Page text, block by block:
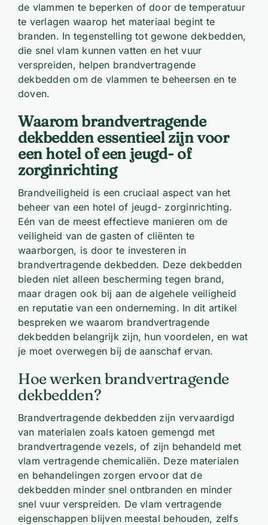
de vlammen te beperken of door de temperatuur
te verlagen waarop het materiaal begint te
branden. In tegenstelling tot gewone dekbedden,
die snel vlam kunnen vatten en het vuur
verspreiden, helpen brandvertragende
dekbedden om de vlammen te beheersen en te
doven.
Waarom brandvertragende
dekbedden essentieel zijn voor
een hotel of een jeugd- of
zorginrichting
Brandveiligheid is een cruciaal aspect van het
beheer van een hotel of jeugd- zorginrichting.
Eén van de meest effectieve manieren om de
veiligheid van de gasten of cliënten te
waarborgen, is door te investeren in
brandvertragende dekbedden. Deze dekbedden
bieden niet alleen bescherming tegen brand,
maar dragen ook bij aan de algehele veiligheid
en reputatie van een onderneming. In dit artikel
bespreken we waarom brandvertragende
dekbedden belangrijk zijn, hun voordelen, en wat
je moet overwegen bij de aanschaf ervan.
Hoe werken brandvertragende
dekbedden?
Brandvertragende dekbedden zijn vervaardigd
van materialen zoals katoen gemengd met
brandvertragende vezels, of zijn behandeld met
vlam vertragende chemicaliën. Deze materialen
en behandelingen zorgen ervoor dat de
dekbedden minder snel ontbranden en minder
snel vuur verspreiden. De vlam vertragende
eigenschappen blijven meestal behouden, zelfs